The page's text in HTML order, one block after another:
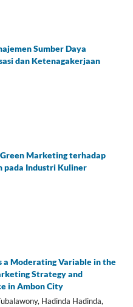
Sumber Daya
dan Ketenagakerjaan
Marketing terhadap
pada Industri Kuliner
a Moderating Variable in the
Strategy and
in Ambon City
Hadinda Hadinda,